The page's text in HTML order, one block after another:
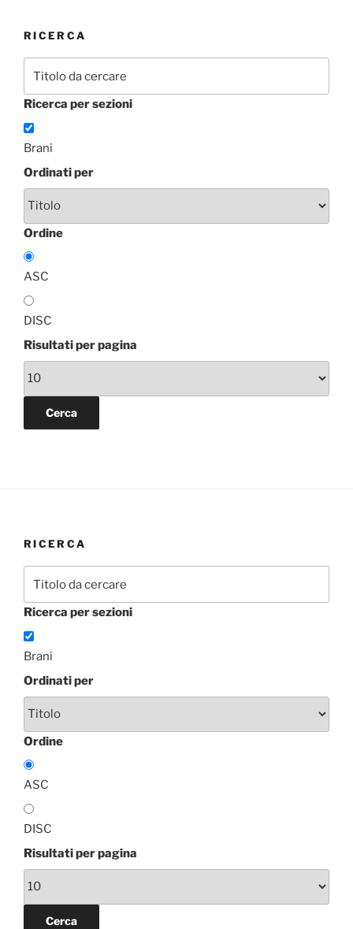
RICERCA
Ricerca per sezioni
Brani
Ordinati per
Ordine
ASC
DISC
Risultati per pagina
RICERCA
Ricerca per sezioni
Brani
Ordinati per
Ordine
ASC
DISC
Risultati per pagina